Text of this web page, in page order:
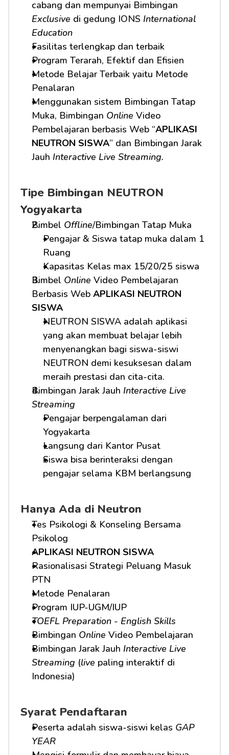
Exclusive di gedung IONS International
Education
Fasilitas terlengkap dan terbaik
Program Terarah, Efektif dan Efisien
Metode Belajar Terbaik yaitu Metode
Penalaran
Menggunakan sistem Bimbingan Tatap
Muka, Bimbingan Online Video
Pembelajaran berbasis Web “APLIKASI
NEUTRON SISWA” dan Bimbingan Jarak
Jauh Interactive Live Streaming.
Tipe Bimbingan NEUTRON
Yogyakarta
Bimbel Offline/Bimbingan Tatap Muka
Pengajar & Siswa tatap muka dalam 1
Ruang
Kapasitas Kelas max 15/20/25 siswa
Bimbel Online Video Pembelajaran
Berbasis Web APLIKASI NEUTRON
SISWA
NEUTRON SISWA adalah aplikasi
yang akan membuat belajar lebih
menyenangkan bagi siswa-siswi
NEUTRON demi kesuksesan dalam
meraih prestasi dan cita-cita.
Bimbingan Jarak Jauh Interactive Live
Streaming
Pengajar berpengalaman dari
Yogyakarta
Langsung dari Kantor Pusat
Siswa bisa berinteraksi dengan
pengajar selama KBM berlangsung
Hanya Ada di Neutron
Tes Psikologi & Konseling Bersama
Psikolog
APLIKASI NEUTRON SISWA
Rasionalisasi Strategi Peluang Masuk
PTN
Metode Penalaran
Program IUP-UGM/IUP
TOEFL Preparation - English Skills
Bimbingan Online Video Pembelajaran
Bimbingan Jarak Jauh Interactive Live
Streaming (live paling interaktif di
Indonesia)
Syarat Pendaftaran
Peserta adalah siswa-siswi kelas GAP
YEAR